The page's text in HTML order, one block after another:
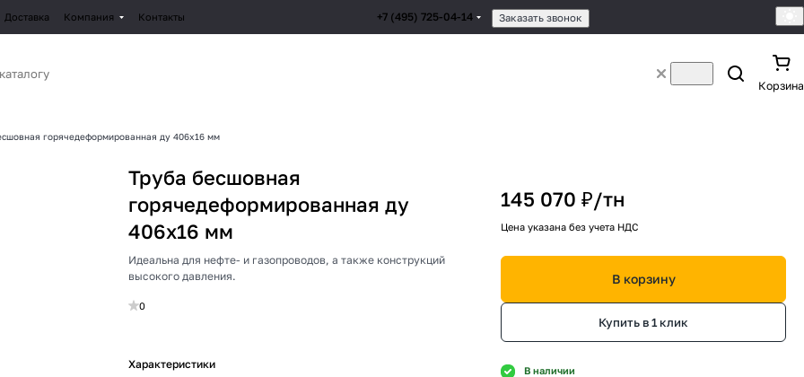
Доставка Компания Контакты +7 (495) 725-04-14 Заказать звонок
Корзина
горячедеформированная ду 406х16 мм
Труба бесшовная
горячедеформированная ду
406х16 мм
Идеальна для нефте- и газопроводов, а также конструкций
высокого давления.
0
Характеристики
145 070 ₽/тн
Цена указана без учета НДС
В корзину
Купить в 1 клик
В наличии